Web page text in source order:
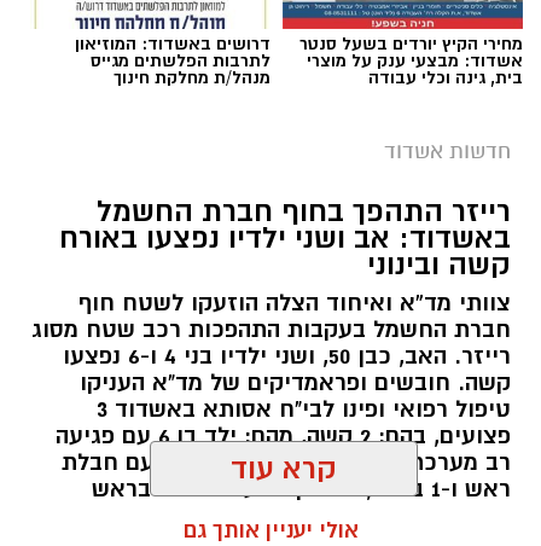
צילום גיא אוחיון
מה בחופיםהמוכרזים באשדוד
חוף מי עמי(ספורט) – קט סל, פינג פונג, מתקני
כושר. פארק שעשועים לילדים. פודטראק -דגל
אדום
מחירי הקיץ יורדים בשעל סנטר
אשדוד: מבצעי ענק על מוצרי
בית, גינה וכלי עבודה
דרושים באשדוד: המוזיאון
לתרבות הפלשתים מגייס
מנהל/ת מחלקת חינוך
חדשות אשדוד
רייזר התהפך בחוף חברת החשמל
באשדוד: אב ושני ילדיו נפצעו באורח
קשה ובינוני
צוותי מד”א ואיחוד הצלה הוזעקו לשטח חוף
חברת החשמל בעקבות התהפכות רכב שטח מסוג
רייזר. האב, כבן 50, ושני ילדיו בני 4 ו-6 נפצעו
קשה. חובשים ופראמדיקים של מד"א העניקו
טיפול רפואי ופינו לבי"ח אסותא באשדוד 3
פצועים, בהם: 2 קשה, מהם: ילד בן 6 עם פגיעה
רב מערכתית מחוסר הכרה וילד בן 4 עם חבלת
ראש ו-1 בינוני, גבר בן 36 עם חבלות בראש
קרא עוד
אולי יעניין אותך גם